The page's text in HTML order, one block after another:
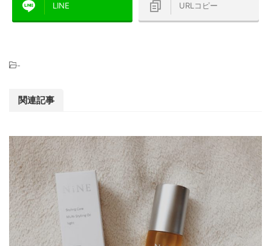
LINE URLコピー
-
関連記事